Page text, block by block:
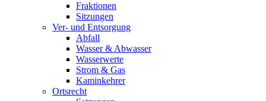
Fraktionen
Sitzungen
Ver- und Entsorgung
Abfall
Wasser & Abwasser
Wasserwerte
Strom & Gas
Kaminkehrer
Ortsrecht